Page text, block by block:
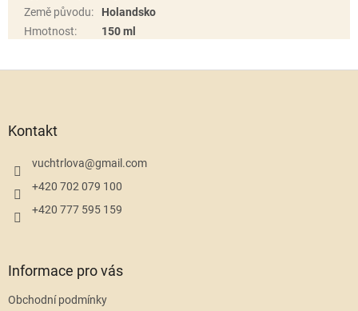
Země původu:
Holandsko
Hmotnost: 150 ml
Kontakt
vuchtrlova@gmail.com
+420 702 079 100
+420 777 595 159
Informace pro vás
Obchodní podmínky